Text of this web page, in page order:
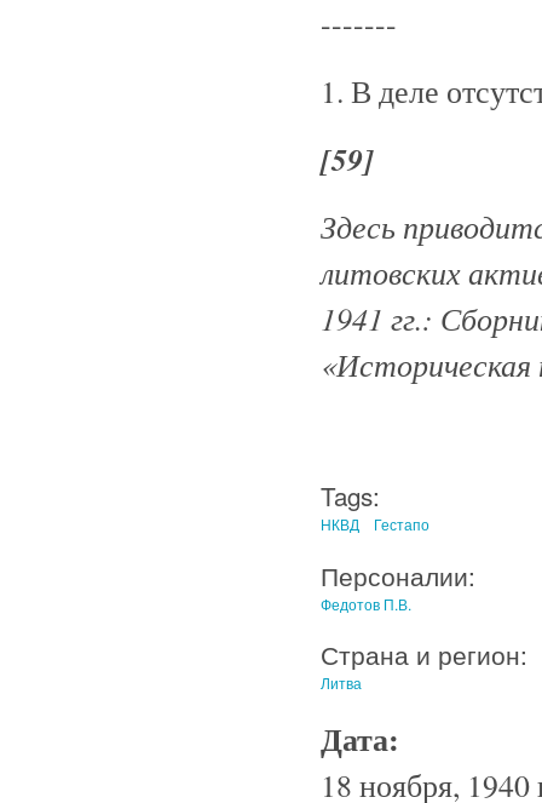
-------
1. В деле
[59]
Здесь
литовских
1941 гг.:
Tags:
НКВД Гестапо
Персоналии:
Федотов П.В.
Страна и регион:
Литва
Дата:
18 ноября, 1940